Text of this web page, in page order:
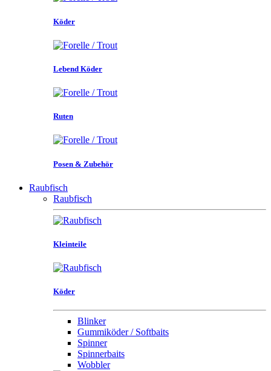
Köder
Lebend Köder
Ruten
Posen & Zubehör
Raubfisch
Raubfisch
Kleinteile
Köder
Blinker
Gummiköder / Softbaits
Spinner
Spinnerbaits
Wobbler